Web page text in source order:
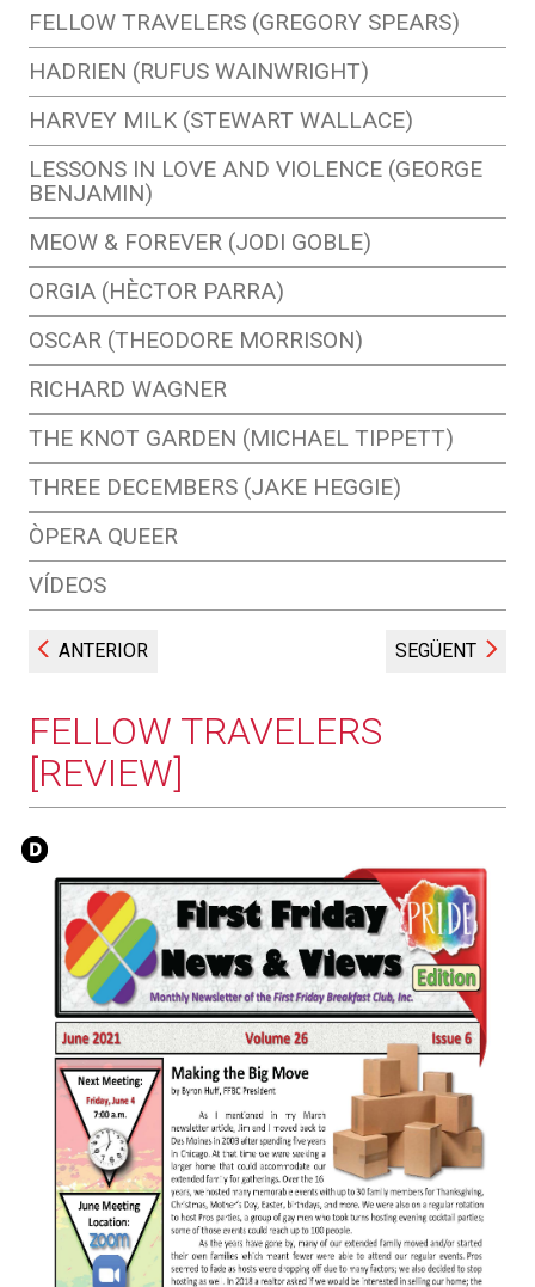
FELLOW TRAVELERS (GREGORY SPEARS)
HADRIEN (RUFUS WAINWRIGHT)
HARVEY MILK (STEWART WALLACE)
LESSONS IN LOVE AND VIOLENCE (GEORGE
BENJAMIN)
MEOW & FOREVER (JODI GOBLE)
ORGIA (HÈCTOR PARRA)
OSCAR (THEODORE MORRISON)
RICHARD WAGNER
THE KNOT GARDEN (MICHAEL TIPPETT)
THREE DECEMBERS (JAKE HEGGIE)
ÒPERA QUEER
VÍDEOS
ANTERIOR SEGÜENT
FELLOW TRAVELERS
[REVIEW]